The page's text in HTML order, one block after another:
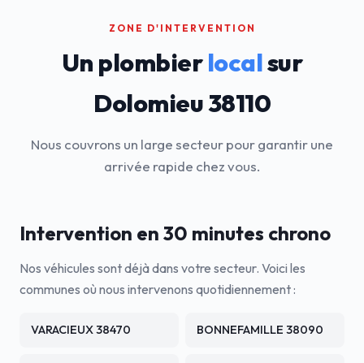
ZONE D'INTERVENTION
Un plombierlocalsur
Dolomieu 38110
Nous couvrons un large secteur pour garantir une
arrivée rapide chez vous.
Intervention en 30 minutes chrono
Nos véhicules sont déjà dans votre secteur. Voici les
communes où nous intervenons quotidiennement :
VARACIEUX 38470 BONNEFAMILLE 38090